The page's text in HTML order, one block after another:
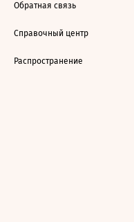
Обратная связь
Справочный центр
Распространение